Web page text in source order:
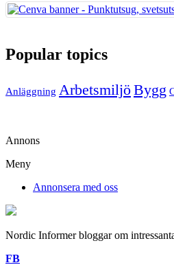
Popular topics
Anläggning ArbetsmiljöBygg
Annons
Meny
Annonsera med oss
Nordic Informer bloggar om
FB